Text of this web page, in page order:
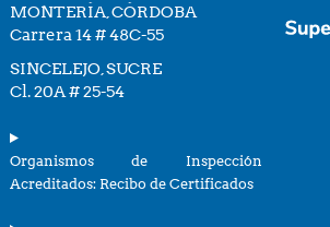
MONTERÍA, CÓRDOBA
Carrera 14 # 48C-55
SINCELEJO, SUCRE
Cl. 20A # 25-54
Organismos de Inspección
Acreditados: Recibo de Certificados